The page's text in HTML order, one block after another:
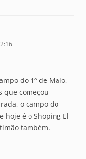
do 1º de Maio,
que começou
o campo do
hoje é o Shoping El
também.